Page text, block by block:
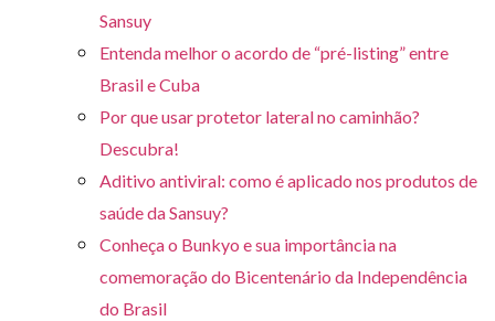
Sansuy
Entenda melhor o acordo de “pré-listing” entre
Brasil e Cuba
Por que usar protetor lateral no caminhão?
Descubra!
Aditivo antiviral: como é aplicado nos produtos de
saúde da Sansuy?
Conheça o Bunkyo e sua importância na
comemoração do Bicentenário da Independência
do Brasil